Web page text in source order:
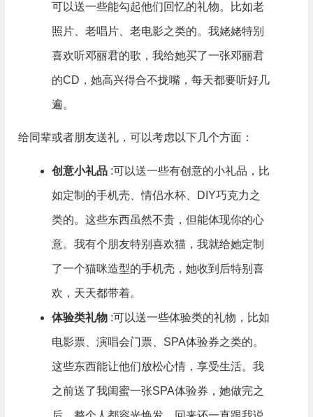
可以送一些能勾起他们回忆的礼物。比如老
照片、老唱片、老电影之类的。我姥姥特别
喜欢听邓丽君的歌，我给她买了一张邓丽君
的CD，她高兴得合不拢嘴，每天都要听好几
遍。
给同辈或者朋友送礼，可以考虑以下几个方面：
创意小礼品 :可以送一些有创意的小礼品，比
如定制的手机壳、情侣水杯、DIY巧克力之
类的。这些东西虽然不贵，但能体现你的心
意。我有个朋友特别喜欢猫，我就给她定制
了一个猫咪造型的手机壳，她收到后特别喜
欢，天天都带着。
体验类礼物 :可以送一些体验类的礼物，比如
电影票、演唱会门票、SPA体验券之类的。
这些东西能让他们放松心情，享受生活。我
之前送了我闺蜜一张SPA体验券，她做完之